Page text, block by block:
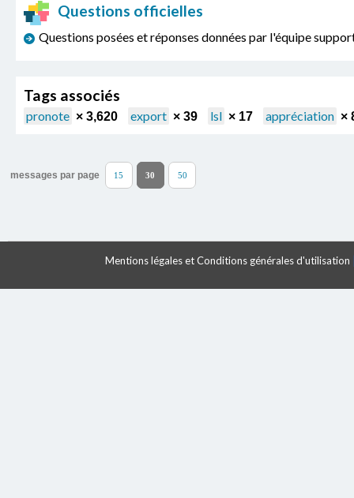
Questions officielles
Questions posées et réponses données par l'équipe
Tags associés
pronote × 3,620 export × 39 lsl × 17 appréciation ×
messages par page 15 30 50
Mentions légales et Conditions générales d'utilisation